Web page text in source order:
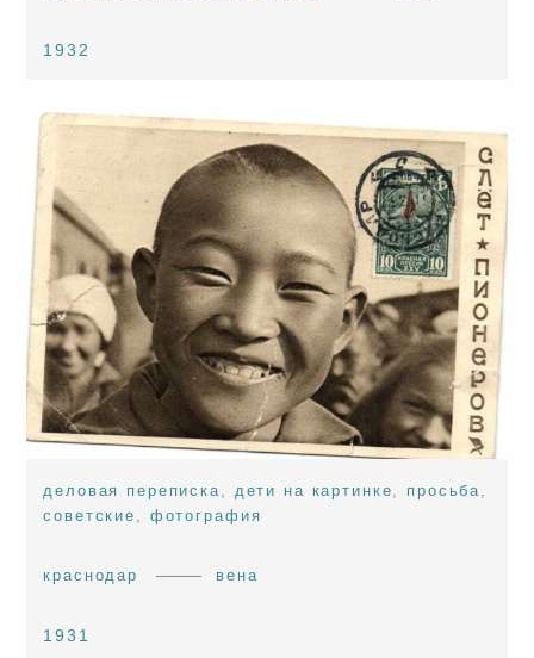
1932
деловая переписка, дети на картинке, просьба,
советские , фотография
краснодар вена
1931